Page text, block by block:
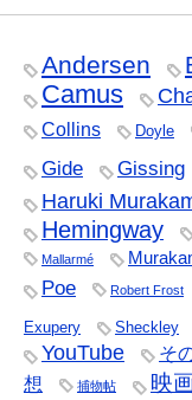
Andersen
Camus
Collins Doyle
Gide Gissing
Haruki
Hemingway
Mallarmé
Poe Robert Frost
Exupery Sheckley
YouTube そ
想
捕物帖 映